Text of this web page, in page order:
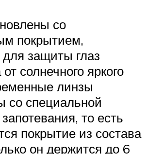
со
покрытием,
защиты глаз
солнечного яркого
линзы
со специальной
то есть
покрытие из состава
он держится до 6